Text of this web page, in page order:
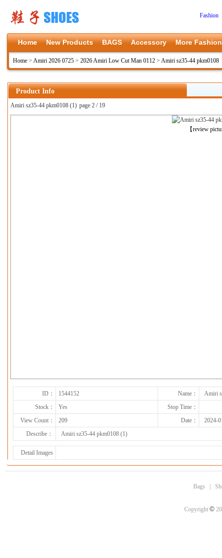
Fashion
Home New Products BAGS Accessory More Fashion
Home > Amiri 2026 0725 > 2026 Amiri Low Cut Man 0112 > Amiri sz35-44 pkm0108
Product Info
Amiri sz35-44 pkm0108 (1) page 2 / 19
【review
上一张
ID： 1544152 Name：
Amiri
Stock：
Yes
Stop Time：
View Count：
209 Date：
2024-
Describe：
Amiri sz35-44 pkm0108 (1)
Detail Images
Bags
Copyright ©